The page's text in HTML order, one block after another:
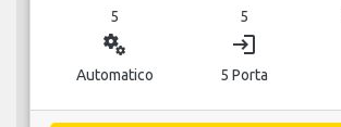
5 5
miscellaneous_services
Automatico
login
5 Porta